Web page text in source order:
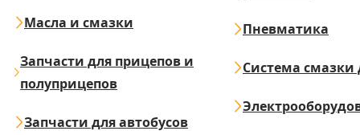
Масла и смазки
Запчасти для прицепов и
полуприцепов
Запчасти для автобусов
Пневматика
Система смазки